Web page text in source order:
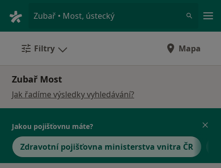
Zubař • Most, ústecký
Filtry Mapa
Zubař Most
Jak řadíme výsledky vyhledávání?
Jakou pojišťovnu máte?
Zdravotní pojišťovna ministerstva vnitra ČR